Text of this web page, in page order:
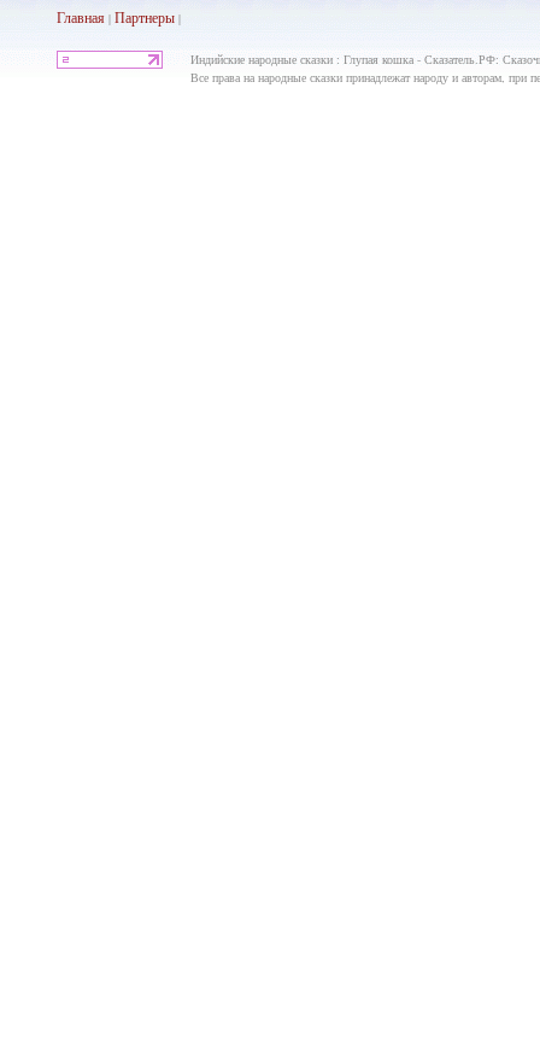
Главная| Партнеры|
Индийские народные сказки : Глупая кошка - Сказатель.РФ:
Все права на народные сказки принадлежат народу и авторам, при